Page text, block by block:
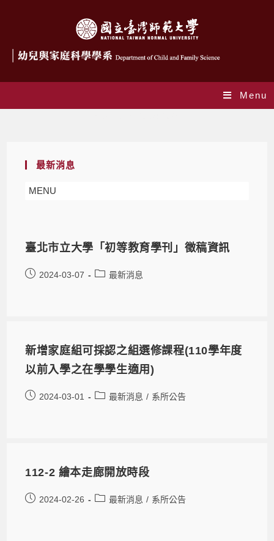
Menu
最新消息
MENU
臺北市立大學「初等教育學刊」徵稿資訊
2024-03-07 最新消息
新增家庭組可採認之組選修課程(110學年度
以前入學之在學學生適用)
2024-03-01 最新消息 / 系所公告
112-2 繪本走廊開放時段
2024-02-26 最新消息 / 系所公告